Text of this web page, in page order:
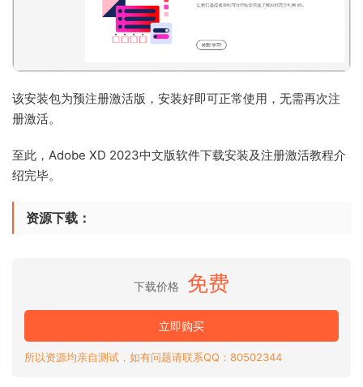
该安装包为预注册激活版，安装好即可正常使用，无需再次注
册激活。
至此，Adobe XD 2023中文版软件下载安装及注册激活教程介
绍完毕。
资源下载：
下载价格 免费
立即购买
所以资源均亲自测试，如有问题请联系QQ：80502344